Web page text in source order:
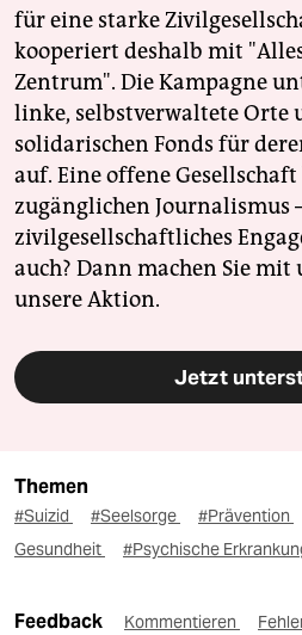
für eine starke
kooperiert deshalb mit
Zentrum". Die Kampagne
linke, selbstverwaltete Orte
solidarischen Fonds für
auf. Eine offene
zugänglichen Journalismus
zivilgesellschaftliches
auch? Dann machen Sie
unsere Aktion.
Jetzt
Themen
#Suizid #Seelsorge #Prävention
Gesundheit
#Psychische
Feedback Kommentieren